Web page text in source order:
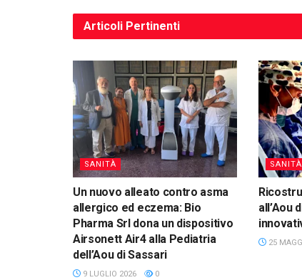
Articoli Pertinenti
SANITÀ
Un nuovo alleato contro asma
allergico ed eczema: Bio
Pharma Srl dona un dispositivo
Airsonett Air4 alla Pediatria
dell’Aou di Sassari
9 LUGLIO 2026 0
SANITÀ
all’Aou
25